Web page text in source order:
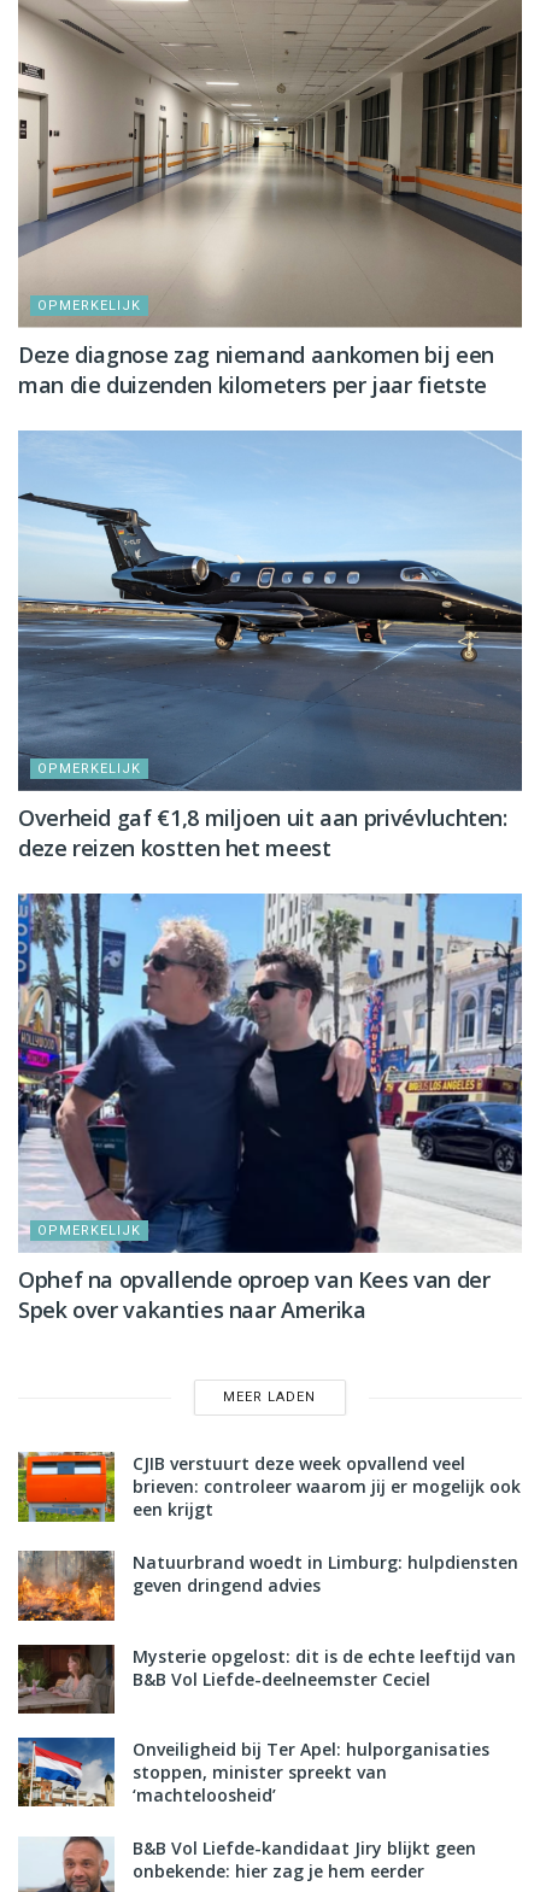
OPMERKELIJK
Deze diagnose zag niemand aankomen bij een
man die duizenden kilometers per jaar fietste
OPMERKELIJK
Overheid gaf €1,8 miljoen uit aan privévluchten:
deze reizen kostten het meest
OPMERKELIJK
Ophef na opvallende oproep van Kees van der
Spek over vakanties naar Amerika
MEER LADEN
CJIB verstuurt deze week opvallend veel
brieven: controleer waarom jij er mogelijk ook
een krijgt
Natuurbrand woedt in Limburg: hulpdiensten
geven dringend advies
Mysterie opgelost: dit is de echte leeftijd van
B&B Vol Liefde-deelneemster Ceciel
Onveiligheid bij Ter Apel: hulporganisaties
stoppen, minister spreekt van
‘machteloosheid’
B&B Vol Liefde-kandidaat Jiry blijkt geen
onbekende: hier zag je hem eerder